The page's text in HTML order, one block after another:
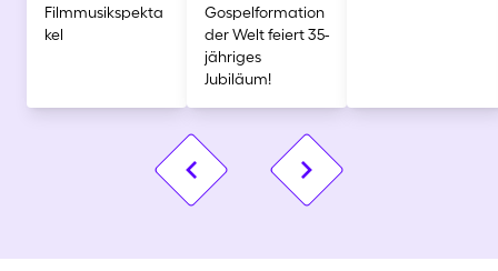
Filmmusikspekta
kel
Gospelformation
der Welt feiert 35-
jähriges
Jubiläum!
Vorheriges Bild Nächstes Bild